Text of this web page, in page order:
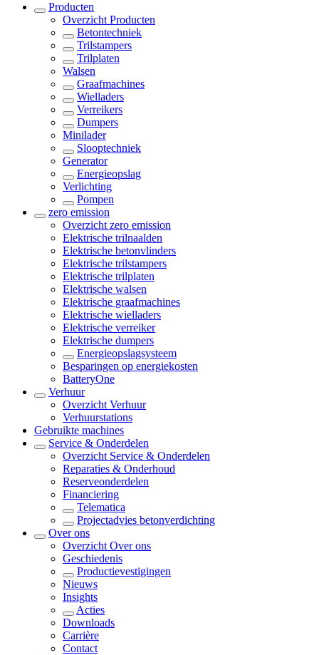
Producten
Overzicht Producten
Betontechniek
Trilstampers
Trilplaten
Walsen
Graafmachines
Wielladers
Verreikers
Dumpers
Minilader
Slooptechniek
Generator
Energieopslag
Verlichting
Pompen
zero emission
Overzicht zero emission
Elektrische trilnaalden
Elektrische betonvlinders
Elektrische trilstampers
Elektrische trilplaten
Elektrische walsen
Elektrische graafmachines
Elektrische wielladers
Elektrische verreiker
Elektrische dumpers
Energieopslagsysteem
Besparingen op energiekosten
BatteryOne
Verhuur
Overzicht Verhuur
Verhuurstations
Gebruikte machines
Service & Onderdelen
Overzicht Service & Onderdelen
Reparaties & Onderhoud
Reserveonderdelen
Financiering
Telematica
Projectadvies betonverdichting
Over ons
Overzicht Over ons
Geschiedenis
Productievestigingen
Nieuws
Insights
Acties
Downloads
Carrière
Contact